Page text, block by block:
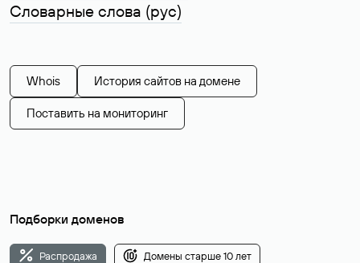
Словарные слова (рус)
Whois История сайтов на домене
Поставить на мониторинг
Подборки доменов
Распродажа Домены старше 10 лет